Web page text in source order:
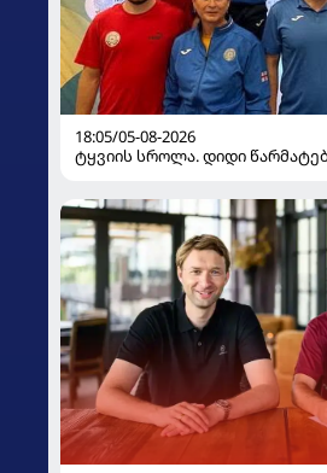
18:05/05-08-2026
ტყვიის სროლა. დიდი